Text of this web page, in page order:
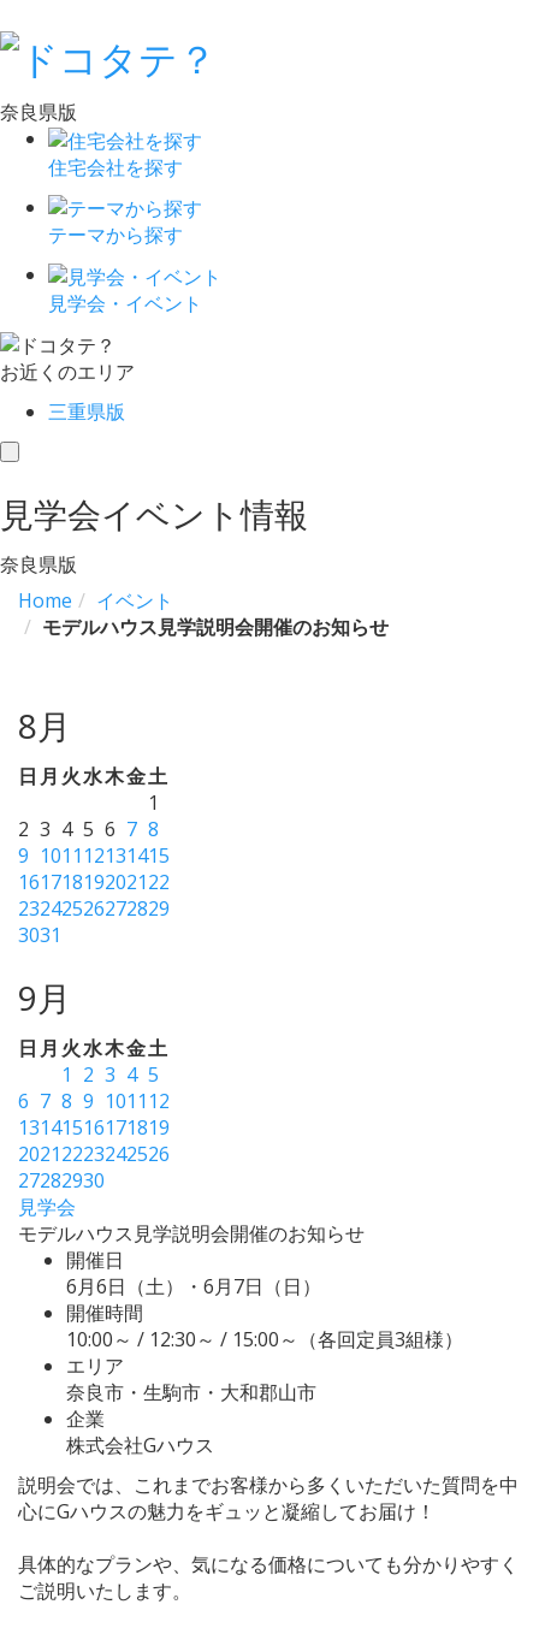
奈良県版
住宅会社を探す
テーマから探す
見学会・イベント
お近くのエリア
三重県版
toggle
見学会イベント情報
奈良県版
Home
イベント
モデルハウス見学説明会開催のお知らせ
8月
日 月 火水木金土
1
2 3 4 5 6 7 8
9 1011 12131415
16171819202122
23242526272829
3031
9月
日 月 火水木金土
1 2 3 4 5
6 7 8 9 1011 12
13141516171819
20212223242526
27282930
見学会
モデルハウス見学説明会開催のお知らせ
開催日
6月6日（土）・6月7日（日）
開催時間
10:00～ / 12:30～ / 15:00～（各回定員3組様）
エリア
奈良市・生駒市・大和郡山市
企業
株式会社Gハウス
説明会では、これまでお客様から多くいただいた質問を中
心にGハウスの魅力をギュッと凝縮してお届け！
具体的なプランや、気になる価格についても分かりやすく
ご説明いたします。